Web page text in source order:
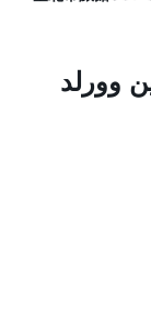
وورلد